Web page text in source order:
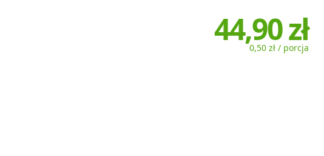
44,90 zł
0,50 zł / porcja